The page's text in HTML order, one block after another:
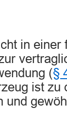
in einer
(§
ist zu
und